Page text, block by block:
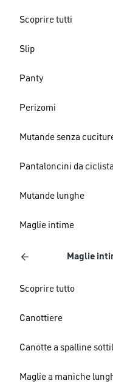
Scoprire tutti
Slip
Panty
Perizomi
Mutande senza
Pantaloncini da ciclista
Mutande lunghe
Maglie intime
Maglie
Scoprire tutto
Canottiere
Canotte a spalline
Maglie a maniche